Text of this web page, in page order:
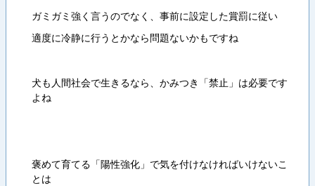
ガミガミ強く言うのでなく、事前に設定した賞罰に従い
適度に冷静に行うとかなら問題ないかもですね
犬も人間社会で生きるなら、かみつき「禁止」は必要です
よね
褒めて育てる「陽性強化」で気を付けなければいけないこ
とは